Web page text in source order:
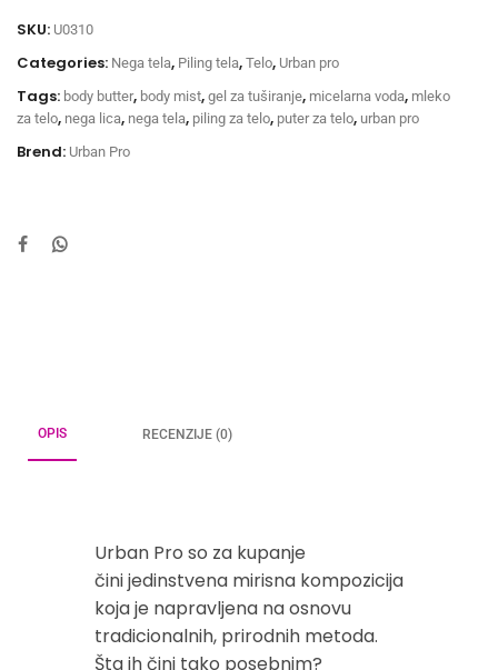
SKU: U0310
Categories: Nega tela, Piling tela, Telo, Urban pro
Tags: body butter, body mist, gel za tuširanje, micelarna voda, mleko
za telo, nega lica, nega tela, piling za telo, puter za telo, urban pro
Brend: Urban Pro
OPIS RECENZIJE (0)
Urban Pro so za kupanje
čini jedinstvena mirisna kompozicija
koja je napravljena na osnovu
tradicionalnih, prirodnih metoda.
Šta ih čini tako posebnim?